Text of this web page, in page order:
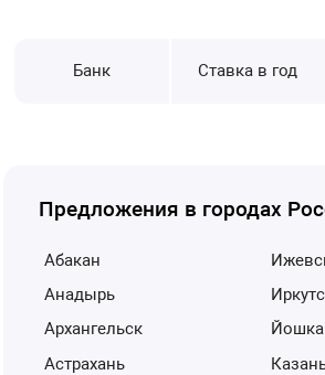
Банк Ставка в год
Предложения в городах
Абакан
Анадырь
Архангельск
Астрахань